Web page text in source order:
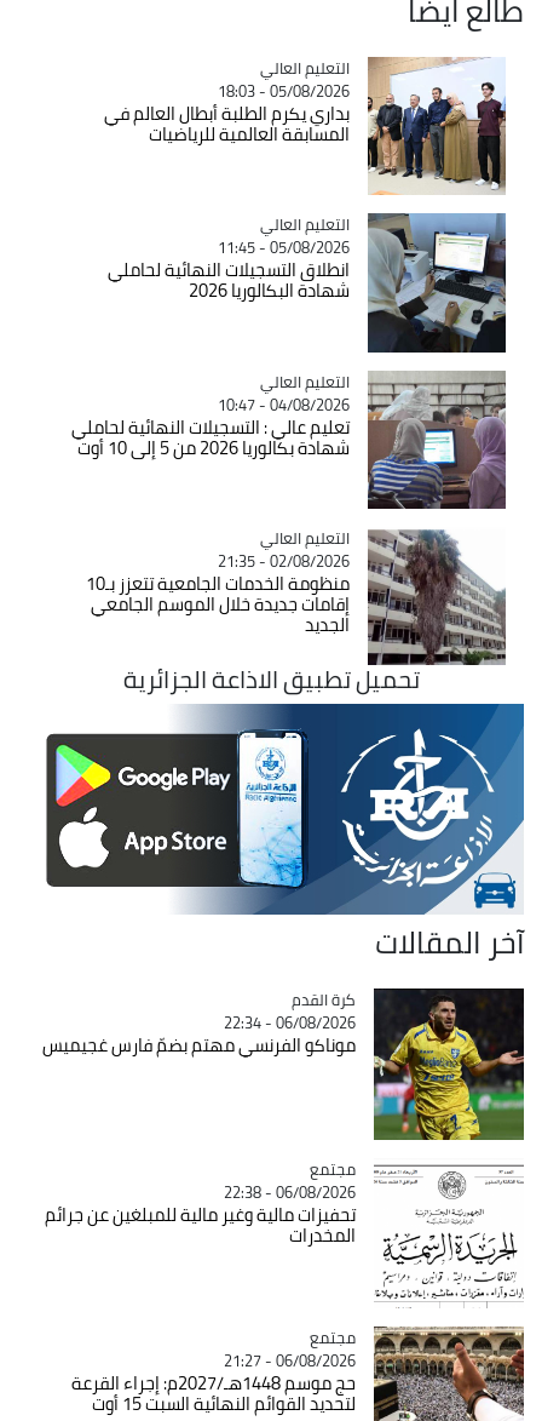
Catégorie
التعليم العالي
05/08/2026 - 18:03
بداري يكرم الطلبة أبطال العالم في
المسابقة العالمية للرياضيات
Catégorie
التعليم العالي
05/08/2026 - 11:45
انطلاق التسجيلات النهائية لحاملي
شهادة البكالوريا 2026
Catégorie
التعليم العالي
04/08/2026 - 10:47
تعليم عالي : التسجيلات النهائية لحاملي
شهادة بكالوريا 2026 من 5 إلى 10 أوت
Catégorie
التعليم العالي
02/08/2026 - 21:35
منظومة الخدمات الجامعية تتعزز بـ10
إقامات جديدة خلال الموسم الجامعي
الجديد
تحميل تطبيق الاذاعة الجزائرية
آخر المقالات
Catégorie
كرة القدم
06/08/2026 - 22:34
موناكو الفرنسي مهتم بضمّ فارس غجيميس
Catégorie
مجتمع
06/08/2026 - 22:38
تحفيزات مالية وغير مالية للمبلغين عن جرائم
المخدرات
Catégorie
مجتمع
06/08/2026 - 21:27
حج موسم 1448هـ/2027م: إجراء القرعة
لتحديد القوائم النهائية السبت 15 أوت